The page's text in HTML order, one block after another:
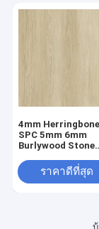
4mm Herringbone
SPC 5mm 6mm
Burlywood Stone
W29107-1ราคาดีที่สุด